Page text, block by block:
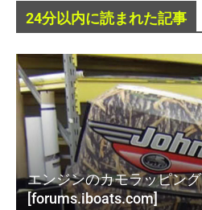
24分以内に読まれた記事
エンジンのカモラッピング
[forums.iboats.com]